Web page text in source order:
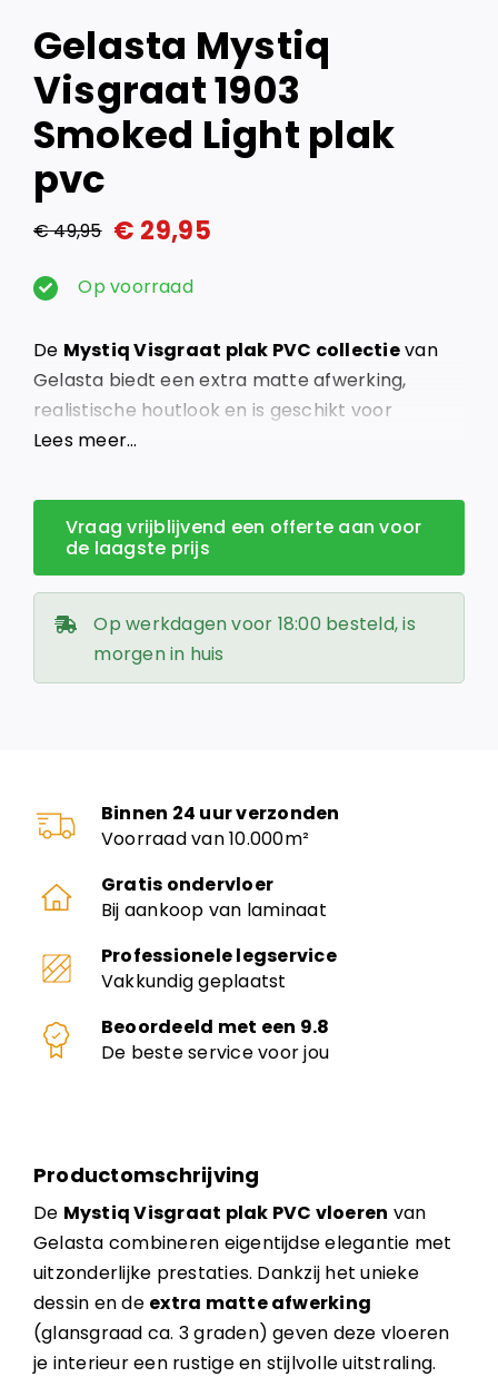
Gelasta Mystiq
Visgraat 1903
Smoked Light plak
pvc
€49,95
Oorspronkelijke
prijs
€ 49,95.
€ 29,95
Huidige
prijs
€ 29,95.
Op voorraad
De Mystiq Visgraat plak PVC collectievan
Gelasta biedt een extra matte afwerking,
realistische houtlook en is geschikt voor
intensief gebruik. Perfect voor elk interieur.
Lees meer…
Vraag vrijblijvend een offerte aan voor
de laagste prijs
Op werkdagen voor 18:00 besteld, is
morgen in huis
Binnen 24 uur verzonden
Voorraad van 10.000m²
Gratis ondervloer
Bij aankoop van laminaat
Professionele legservice
Vakkundig geplaatst
Beoordeeld met een 9.8
De beste service voor jou
Productomschrijving
De Mystiq Visgraat plak PVC vloeren van
Gelasta combineren eigentijdse elegantie met
uitzonderlijke prestaties. Dankzij het unieke
dessin en de extra matte afwerking
(glansgraad ca. 3 graden) geven deze vloeren
je interieur een rustige en stijlvolle uitstraling.